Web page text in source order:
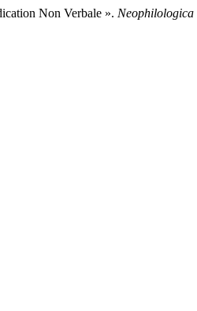
Non Verbale ». Neophilologica